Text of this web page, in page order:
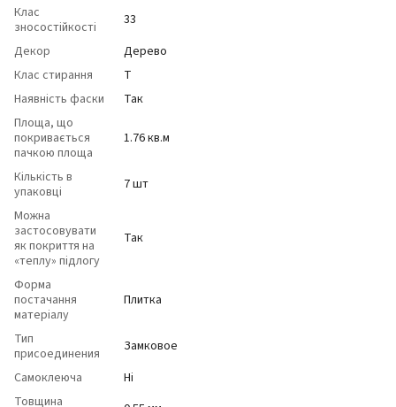
Клас
зносостійкості
33
Декор
Дерево
Клас стирання
T
Наявність фаски
Так
Площа, що
покривається
пачкою площа
1.76 кв.м
Кількість в
упаковці
7 шт
Можна
застосовувати
як покриття на
«теплу» підлогу
Так
Форма
постачання
матеріалу
Плитка
Тип
присоединения
Замковое
Самоклеюча
Ні
Товщина